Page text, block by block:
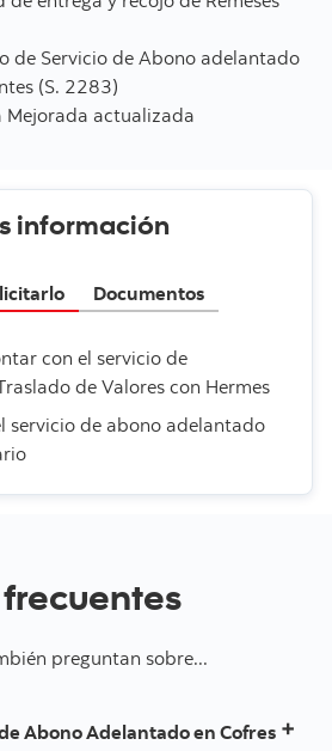
de Servicio de Abono adelantado
(S. 2283)
Mejorada actualizada
información
Documentos
con el servicio de
de Valores con Hermes
servicio de abono adelantado
preguntan sobre...
Abono Adelantado en Cofres